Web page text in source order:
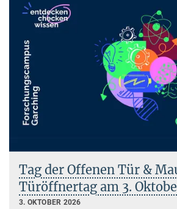
Tag der Offenen Tür &
Türöffnertag am 3.
3. OKTOBER 2026